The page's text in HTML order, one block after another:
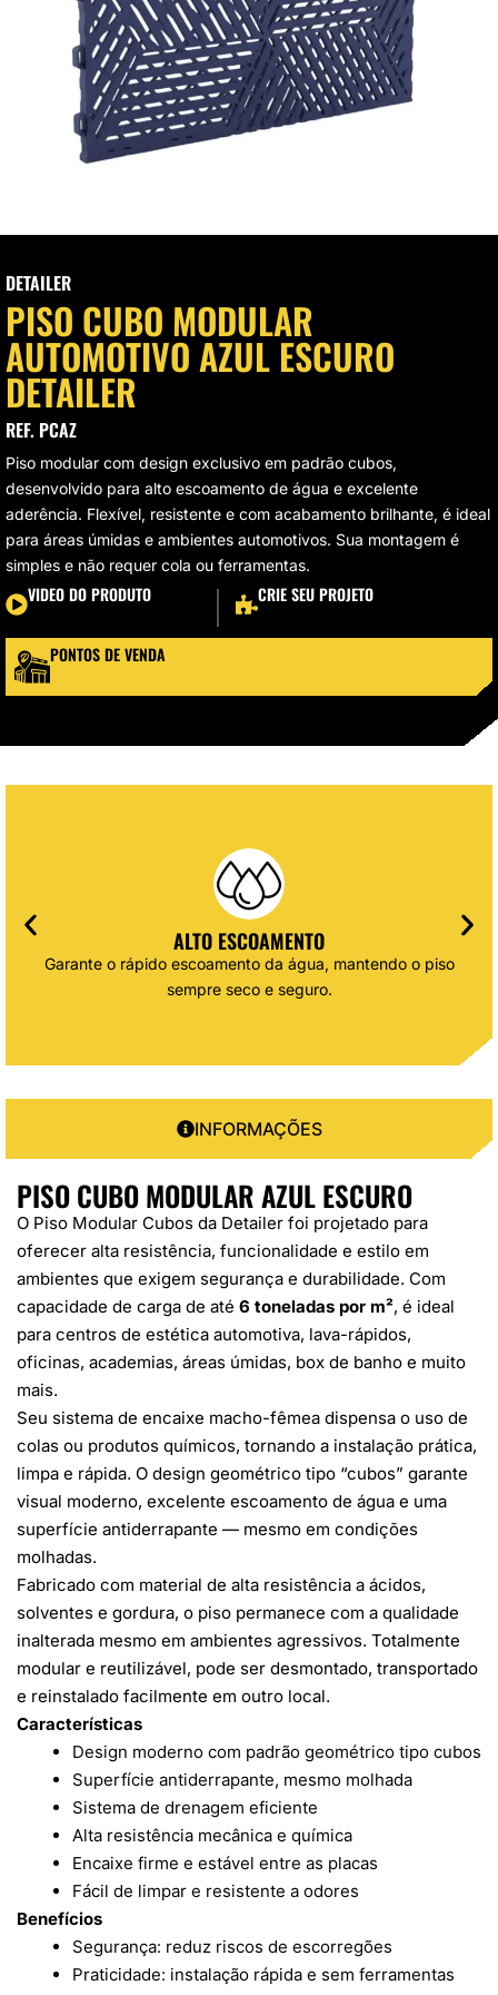
DE LED
MODULARES
DE FAROL
DETAILER
PISO CUBO MODULAR
AUTOMOTIVO AZUL ESCURO
DETAILER
REF. PCAZ
Piso modular com design exclusivo em padrão cubos,
desenvolvido para alto escoamento de água e excelente
aderência. Flexível, resistente e com acabamento brilhante, é ideal
para áreas úmidas e ambientes automotivos. Sua montagem é
simples e não requer cola ou ferramentas.
VIDEO DO PRODUTO CRIE SEU PROJETO
PONTOS DE VENDA
ALTO ESCOAMENTO
Garante o rápido escoamento da água, mantendo o piso
sempre seco e seguro.
INFORMAÇÕES
PISO CUBO MODULAR AZUL ESCURO
O Piso Modular Cubos da Detailer foi projetado para
oferecer alta resistência, funcionalidade e estilo em
ambientes que exigem segurança e durabilidade. Com
capacidade de carga de até 6 toneladas por m², é ideal
para centros de estética automotiva, lava-rápidos,
oficinas, academias, áreas úmidas, box de banho e muito
mais.
Seu sistema de encaixe macho-fêmea dispensa o uso de
colas ou produtos químicos, tornando a instalação prática,
limpa e rápida. O design geométrico tipo “cubos” garante
visual moderno, excelente escoamento de água e uma
superfície antiderrapante — mesmo em condições
molhadas.
Fabricado com material de alta resistência a ácidos,
solventes e gordura, o piso permanece com a qualidade
inalterada mesmo em ambientes agressivos. Totalmente
modular e reutilizável, pode ser desmontado, transportado
e reinstalado facilmente em outro local.
Características
Design moderno com padrão geométrico tipo cubos
Superfície antiderrapante, mesmo molhada
Sistema de drenagem eficiente
Alta resistência mecânica e química
Encaixe firme e estável entre as placas
Fácil de limpar e resistente a odores
Benefícios
Segurança: reduz riscos de escorregões
Praticidade: instalação rápida e sem ferramentas